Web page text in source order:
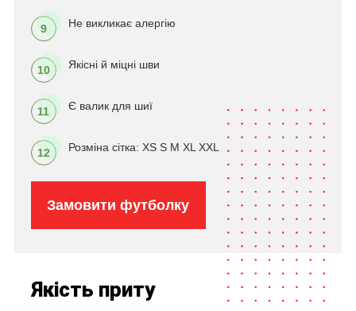
9 Не викликає алергію
10 Якісні й міцні шви
11 Є валик для шиї
12 Розміна сітка: XS S M XL XXL
Замовити футболку
Якість приту